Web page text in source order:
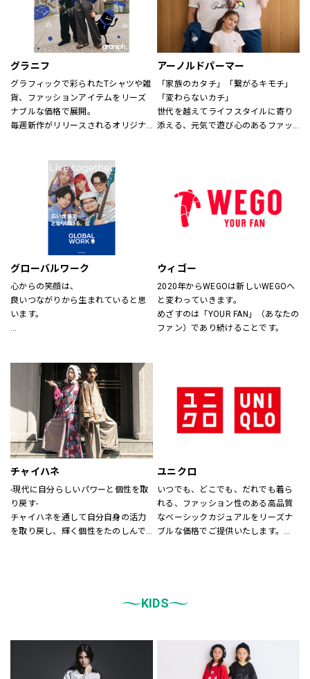
グラニフ
グラフィックで彩られたTシャツや雑
貨、ファッションアイテムをリーズ
ナブルな価格で展開。
毎週新作がリリースされるオリジナ
なコラボレーションまで、
幅広い年代にお楽しみいただける、
さまざまなグラフィックアイテムを
取り揃えてお待ちしております。
アーノルドパーマー
「家族のカタチ」「繋がるキモチ」
「変わらないカチ」
世代を越えてライフスタイルに寄り
添える、元気で遊び心のあるファッ
※イーアスつくば店ではキッズの取
扱いはございません。
グローバルワーク
心からの笑顔は、
良いつながりから生まれていると思
います。
あなたの大切な人と、もっと笑顔に
なれる服を。
心地よさや好感を大切にした
“Good Feeling Wear”で
そんなつながりを、笑顔を、つくり
続けます。
ともに生きよう
ウィゴー
2020年からWEGOは新しいWEGOへ
と変わっていきます。
めざすのは「YOUR FAN」（あなたの
ファン）であり続けることです。
チャイハネ
-現代に自分らしいパワーと個性を取
り戻す-
チャイハネを通して自分自身の活力
を取り戻し、輝く個性をたのしんで
を取り戻す力になりたいと考えてい
ユニクロ
いつでも、どこでも、だれでも着ら
れる、ファッション性のある高品質
なベーシックカジュアルをリーズナ
ブルな価格でご提供いたします。
などをゾーンに分けて配置し、広
す。
どうぞご来店ください。
KIDS